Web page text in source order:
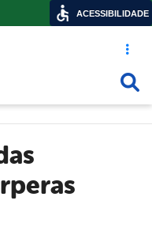
Acesso
ACESSIBILIDADE